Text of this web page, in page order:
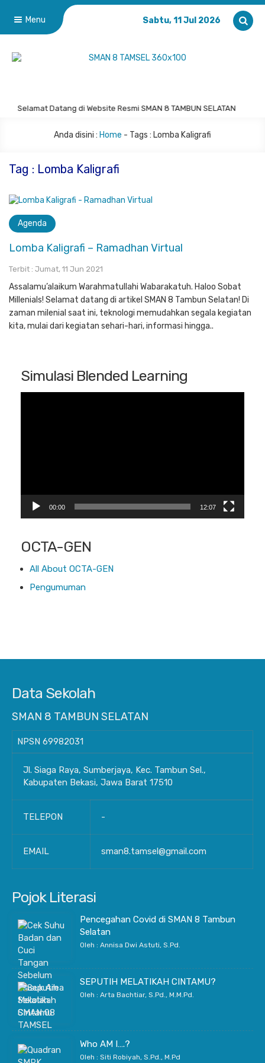
Menu Sabtu, 11 Jul 2026
Selamat Datang di Website Resmi SMAN 8 TAMBUN SELATAN
Anda disini : Home - Tags : Lomba Kaligrafi
Tag : Lomba Kaligrafi
Agenda
Lomba Kaligrafi – Ramadhan Virtual
Terbit : Jumat, 11 Jun 2021
Assalamu’alaikum Warahmatullahi Wabarakatuh. Haloo Sobat
Millenials! Selamat datang di artikel SMAN 8 Tambun Selatan! Di
zaman milenial saat ini, teknologi memudahkan segala kegiatan
kita, mulai dari kegiatan sehari-hari, informasi hingga..
Simulasi Blended Learning
00:00 12:07
OCTA-GEN
All About OCTA-GEN
Pengumuman
Data Sekolah
SMAN 8 TAMBUN SELATAN
NPSN 69982031
Jl. Siaga Raya, Sumberjaya, Kec. Tambun Sel.,
Kabupaten Bekasi, Jawa Barat 17510
TELEPON -
EMAIL sman8.tamsel@gmail.com
Pojok Literasi
Pencegahan Covid di SMAN 8 Tambun
Selatan
Oleh : Annisa Dwi Astuti, S.Pd.
SEPUTIH MELATIKAH CINTAMU?
Oleh : Arta Bachtiar, S.Pd., M.M.Pd.
Who AM I….?
Oleh : Siti Robiyah, S.Pd., M.Pd